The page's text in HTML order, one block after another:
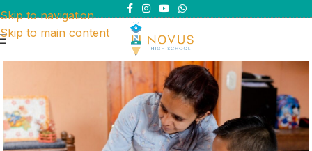
Skip to navigation
Skip to main content